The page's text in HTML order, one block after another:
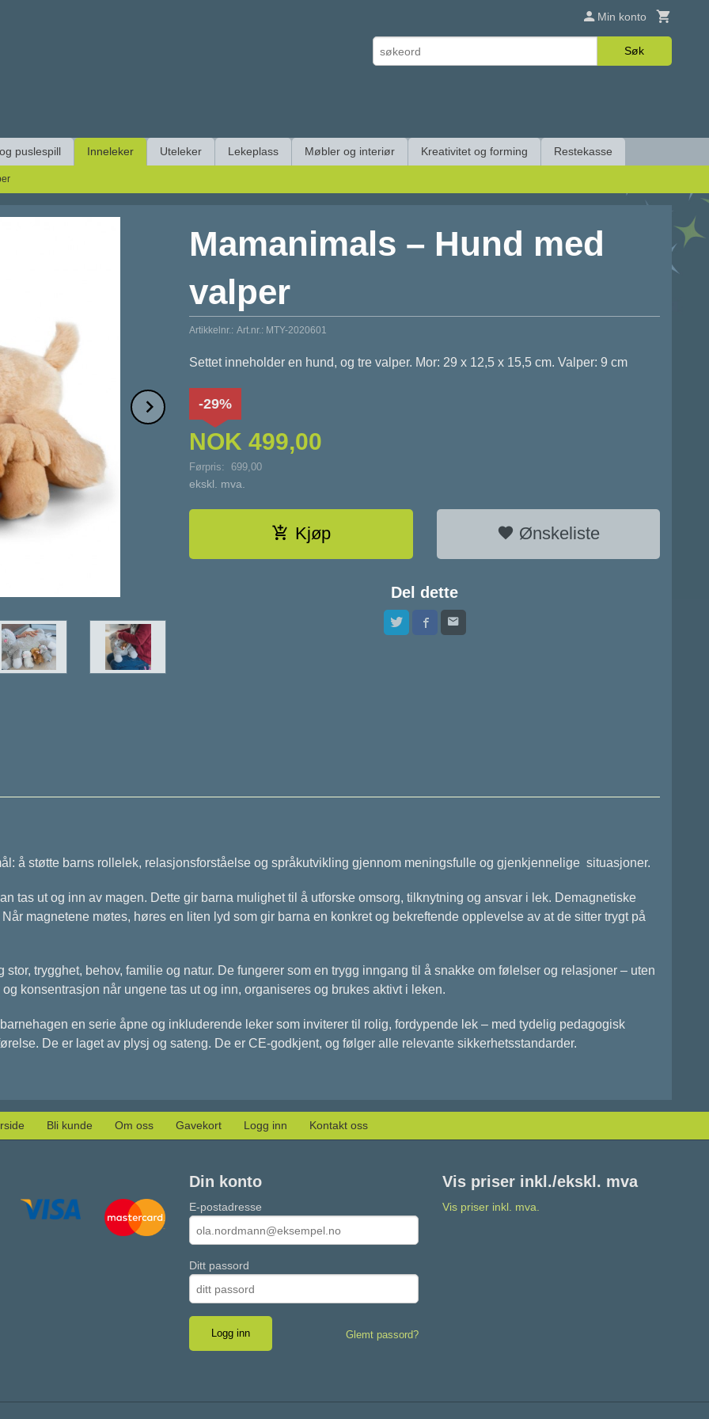
Min konto
Søk
puslespill Inneleker Uteleker Lekeplass Møbler og interiør Kreativitet og forming Restekasse
Next
Mamanimals – Hund med
valper
Artikkelnr.: Art.nr.: MTY-2020601
Settet inneholder en hund, og tre valper. Mor: 29 x 12,5 x 15,5 cm. Valper: 9 cm
NOK 499,00
Førpris: 699,00
Rabatt
-29%
ekskl. mva.
Kjøp Ønskeliste
Del dette
å støtte barns rollelek, relasjonsforståelse og språkutvikling gjennom meningsfulle og gjenkjennelige situasjoner.
tas ut og inn av magen. Dette gir barna mulighet til å utforske omsorg, tilknytning og ansvar i lek. Demagnetiske
magnetene møtes, høres en liten lyd som gir barna en konkret og bekreftende opplevelse av at de sitter trygt på
trygghet, behov, familie og natur. De fungerer som en trygg inngang til å snakke om følelser og relasjoner – uten
konsentrasjon når ungene tas ut og inn, organiseres og brukes aktivt i leken.
en serie åpne og inkluderende leker som inviterer til rolig, fordypende lek – med tydelig pedagogisk
De er laget av plysj og sateng. De er CE-godkjent, og følger alle relevante sikkerhetsstandarder.
Bli kunde Om oss Gavekort Logg inn Kontakt oss
Din konto
E-postadresse
Ditt passord
Glemt passord?
Vis priser inkl./ekskl. mva
Vis priser inkl. mva.